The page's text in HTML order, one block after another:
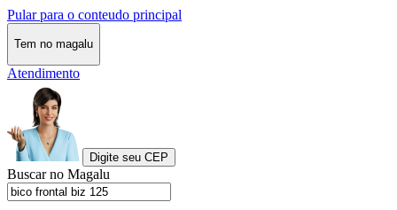
Pular para o conteudo principal
Tem no magalu
Atendimento
Digite seu CEP
Buscar no Magalu